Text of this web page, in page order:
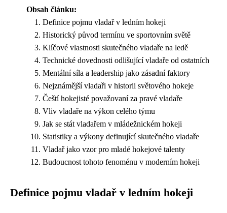
Obsah článku:
Definice pojmu vladař v ledním hokeji
Historický původ termínu ve sportovním světě
Klíčové vlastnosti skutečného vladaře na ledě
Technické dovednosti odlišující vladaře od ostatních
Mentální síla a leadership jako zásadní faktory
Nejznámější vladaři v historii světového hokeje
Čeští hokejisté považovaní za pravé vladaře
Vliv vladaře na výkon celého týmu
Jak se stát vladařem v mládežnickém hokeji
Statistiky a výkony definující skutečného vladaře
Vladař jako vzor pro mladé hokejové talenty
Budoucnost tohoto fenoménu v moderním hokeji
Definice pojmu vladař v ledním hokeji